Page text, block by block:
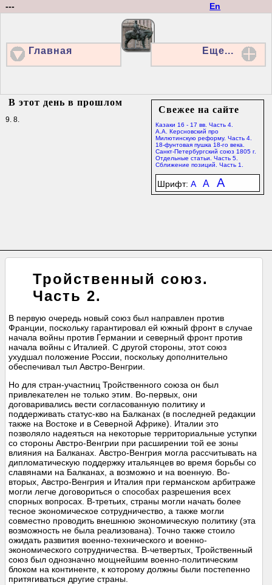
En
---
Главная Еще...
Свежее на сайте
Казаки 16 - 17 вв. Часть 4.
А.А. Керсновский про
Милютинскую реформу. Часть 4.
18-фунтовая пушка 18-го века.
Санкт-Петербургский союз 1805 г.
Отдельные статьи. Часть 5.
Сближение позиций. Часть 1.
Шрифт: A A A
В этот день в прошлом
9. 8.
Тройственный союз.
Часть 2.
В первую очередь новый союз был направлен против
Франции, поскольку гарантировал ей южный фронт в случае
начала войны против Германии и северный фронт против
начала войны с Италией. С другой стороны, этот союз
ухудшал положение России, поскольку дополнительно
обеспечивал тыл Австро-Венгрии.
Но для стран-участниц Тройственного союза он был
привлекателен не только этим. Во-первых, они
договаривались вести согласованную политику и
поддерживать статус-кво на Балканах (в последней редакции
также на Востоке и в Северной Африке). Италии это
позволяло надеяться на некоторые территориальные уступки
со стороны Австро-Венгрии при расширении той ее зоны
влияния на Балканах. Австро-Венгрия могла рассчитывать на
дипломатическую поддержку итальянцев во время борьбы со
славянами на Балканах, а возможно и на военную. Во-
вторых, Австро-Венгрия и Италия при германском арбитраже
могли легче договориться о способах разрешения всех
спорных вопросах. В-третьих, страны могли начать более
тесное экономическое сотрудничество, а также могли
совместно проводить внешнюю экономическую политику (эта
возможность не была реализована). Точно также стоило
ожидать развития военно-технического и военно-
экономического сотрудничества. В-четвертых, Тройственный
союз был однозначно мощнейшим военно-политическим
блоком на континенте, к которому должны были постепенно
притягиваться другие страны.